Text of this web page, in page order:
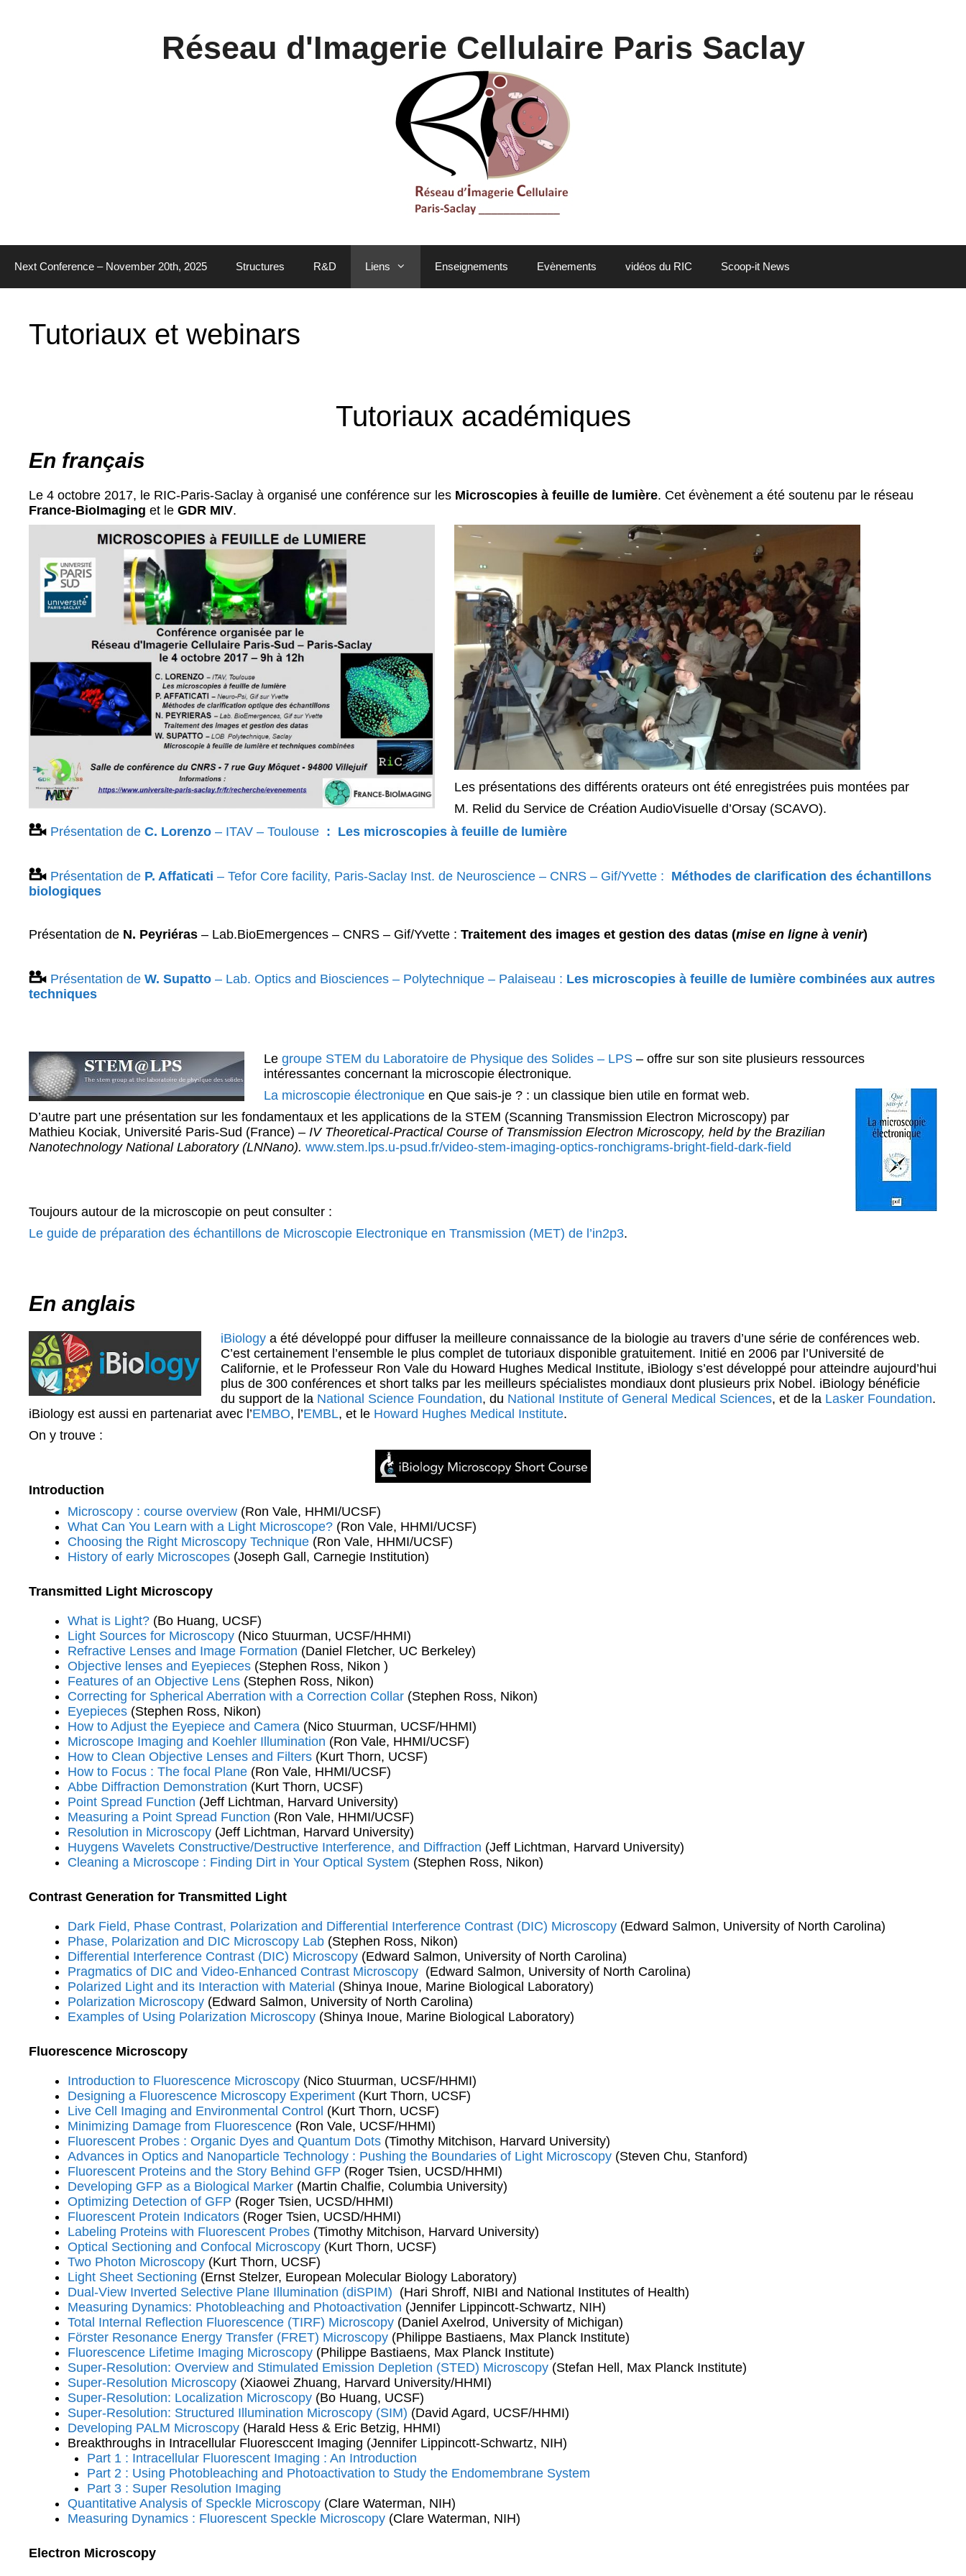
Réseau d'Imagerie Cellulaire Paris Saclay
Next Conference – November 20th, 2025 Structures R&D Liens Enseignements Evènements vidéos du RIC Scoop-it News
Tutoriaux et webinars
Tutoriaux académiques
En français
Le 4 octobre 2017, le RIC-Paris-Saclay à organisé une conférence sur les Microscopies à feuille de lumière. Cet évènement a été soutenu par le réseau
France-BioImaging et le GDR MIV.
Les présentations des différents orateurs ont été enregistrées puis montées par
M. Relid du Service de Création AudioVisuelle d’Orsay (SCAVO).
Présentation de C. Lorenzo – ITAV – Toulouse : Les microscopies à feuille de lumière
Présentation de P. Affaticati – Tefor Core facility, Paris-Saclay Inst. de Neuroscience – CNRS – Gif/Yvette : Méthodes de clarification des échantillons
biologiques
Présentation de N. Peyriéras – Lab.BioEmergences – CNRS – Gif/Yvette : Traitement des images et gestion des datas (mise en ligne à venir)
Présentation de W. Supatto – Lab. Optics and Biosciences – Polytechnique – Palaiseau : Les microscopies à feuille de lumière combinées aux autres
techniques
Le groupe STEM du Laboratoire de Physique des Solides – LPS – offre sur son site plusieurs ressources
intéressantes concernant la microscopie électronique.
La microscopie électronique en Que sais-je ? : un classique bien utile en format web.
D’autre part une présentation sur les fondamentaux et les applications de la STEM (Scanning Transmission Electron Microscopy) par
Mathieu Kociak, Université Paris-Sud (France) – IV Theoretical-Practical Course of Transmission Electron Microscopy, held by the Brazilian
Nanotechnology National Laboratory (LNNano). www.stem.lps.u-psud.fr/video-stem-imaging-optics-ronchigrams-bright-field-dark-field
Toujours autour de la microscopie on peut consulter :
Le guide de préparation des échantillons de Microscopie Electronique en Transmission (MET) de l’in2p3.
En anglais
iBiology a été développé pour diffuser la meilleure connaissance de la biologie au travers d’une série de conférences web.
C’est certainement l’ensemble le plus complet de tutoriaux disponible gratuitement. Initié en 2006 par l’Université de
Californie, et le Professeur Ron Vale du Howard Hughes Medical Institute, iBiology s’est développé pour atteindre aujourd’hui
plus de 300 conférences et short talks par les meilleurs spécialistes mondiaux dont plusieurs prix Nobel. iBiology bénéficie
du support de la National Science Foundation, du National Institute of General Medical Sciences, et de la Lasker Foundation.
iBiology est aussi en partenariat avec l’EMBO, l’EMBL, et le Howard Hughes Medical Institute.
On y trouve :
Introduction
Microscopy : course overview (Ron Vale, HHMI/UCSF)
What Can You Learn with a Light Microscope? (Ron Vale, HHMI/UCSF)
Choosing the Right Microscopy Technique (Ron Vale, HHMI/UCSF)
History of early Microscopes (Joseph Gall, Carnegie Institution)
Transmitted Light Microscopy
What is Light? (Bo Huang, UCSF)
Light Sources for Microscopy (Nico Stuurman, UCSF/HHMI)
Refractive Lenses and Image Formation (Daniel Fletcher, UC Berkeley)
Objective lenses and Eyepieces (Stephen Ross, Nikon )
Features of an Objective Lens (Stephen Ross, Nikon)
Correcting for Spherical Aberration with a Correction Collar (Stephen Ross, Nikon)
Eyepieces (Stephen Ross, Nikon)
How to Adjust the Eyepiece and Camera (Nico Stuurman, UCSF/HHMI)
Microscope Imaging and Koehler Illumination (Ron Vale, HHMI/UCSF)
How to Clean Objective Lenses and Filters (Kurt Thorn, UCSF)
How to Focus : The focal Plane (Ron Vale, HHMI/UCSF)
Abbe Diffraction Demonstration (Kurt Thorn, UCSF)
Point Spread Function (Jeff Lichtman, Harvard University)
Measuring a Point Spread Function (Ron Vale, HHMI/UCSF)
Resolution in Microscopy (Jeff Lichtman, Harvard University)
Huygens Wavelets Constructive/Destructive Interference, and Diffraction (Jeff Lichtman, Harvard University)
Cleaning a Microscope : Finding Dirt in Your Optical System (Stephen Ross, Nikon)
Contrast Generation for Transmitted Light
Dark Field, Phase Contrast, Polarization and Differential Interference Contrast (DIC) Microscopy (Edward Salmon, University of North Carolina)
Phase, Polarization and DIC Microscopy Lab (Stephen Ross, Nikon)
Differential Interference Contrast (DIC) Microscopy (Edward Salmon, University of North Carolina)
Pragmatics of DIC and Video-Enhanced Contrast Microscopy (Edward Salmon, University of North Carolina)
Polarized Light and its Interaction with Material (Shinya Inoue, Marine Biological Laboratory)
Polarization Microscopy (Edward Salmon, University of North Carolina)
Examples of Using Polarization Microscopy (Shinya Inoue, Marine Biological Laboratory)
Fluorescence Microscopy
Introduction to Fluorescence Microscopy (Nico Stuurman, UCSF/HHMI)
Designing a Fluorescence Microscopy Experiment (Kurt Thorn, UCSF)
Live Cell Imaging and Environmental Control (Kurt Thorn, UCSF)
Minimizing Damage from Fluorescence (Ron Vale, UCSF/HHMI)
Fluorescent Probes : Organic Dyes and Quantum Dots (Timothy Mitchison, Harvard University)
Advances in Optics and Nanoparticle Technology : Pushing the Boundaries of Light Microscopy (Steven Chu, Stanford)
Fluorescent Proteins and the Story Behind GFP (Roger Tsien, UCSD/HHMI)
Developing GFP as a Biological Marker (Martin Chalfie, Columbia University)
Optimizing Detection of GFP (Roger Tsien, UCSD/HHMI)
Fluorescent Protein Indicators (Roger Tsien, UCSD/HHMI)
Labeling Proteins with Fluorescent Probes (Timothy Mitchison, Harvard University)
Optical Sectioning and Confocal Microscopy (Kurt Thorn, UCSF)
Two Photon Microscopy (Kurt Thorn, UCSF)
Light Sheet Sectioning (Ernst Stelzer, European Molecular Biology Laboratory)
Dual-View Inverted Selective Plane Illumination (diSPIM) (Hari Shroff, NIBI and National Institutes of Health)
Measuring Dynamics: Photobleaching and Photoactivation (Jennifer Lippincott-Schwartz, NIH)
Total Internal Reflection Fluorescence (TIRF) Microscopy (Daniel Axelrod, University of Michigan)
Förster Resonance Energy Transfer (FRET) Microscopy (Philippe Bastiaens, Max Planck Institute)
Fluorescence Lifetime Imaging Microscopy (Philippe Bastiaens, Max Planck Institute)
Super-Resolution: Overview and Stimulated Emission Depletion (STED) Microscopy (Stefan Hell, Max Planck Institute)
Super-Resolution Microscopy (Xiaowei Zhuang, Harvard University/HHMI)
Super-Resolution: Localization Microscopy (Bo Huang, UCSF)
Super-Resolution: Structured Illumination Microscopy (SIM) (David Agard, UCSF/HHMI)
Developing PALM Microscopy (Harald Hess & Eric Betzig, HHMI)
Breakthroughs in Intracellular Fluoresccent Imaging (Jennifer Lippincott-Schwartz, NIH)
Part 1 : Intracellular Fluorescent Imaging : An Introduction
Part 2 : Using Photobleaching and Photoactivation to Study the Endomembrane System
Part 3 : Super Resolution Imaging
Quantitative Analysis of Speckle Microscopy (Clare Waterman, NIH)
Measuring Dynamics : Fluorescent Speckle Microscopy (Clare Waterman, NIH)
Electron Microscopy